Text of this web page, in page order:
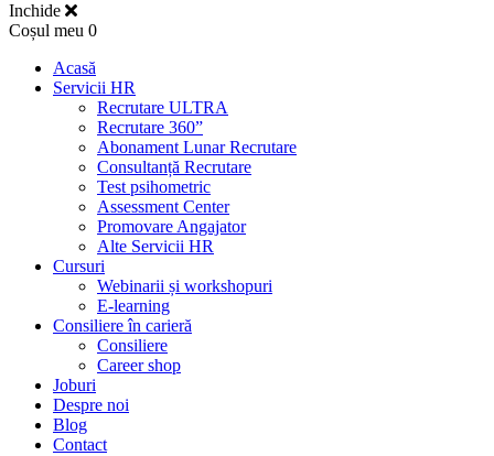
Inchide
Coșul meu 0
Acasă
Servicii HR
Recrutare ULTRA
Recrutare 360”
Abonament Lunar Recrutare
Consultanță Recrutare
Test psihometric
Assessment Center
Promovare Angajator
Alte Servicii HR
Cursuri
Webinarii și workshopuri
E-learning
Consiliere în carieră
Consiliere
Career shop
Joburi
Despre noi
Blog
Contact